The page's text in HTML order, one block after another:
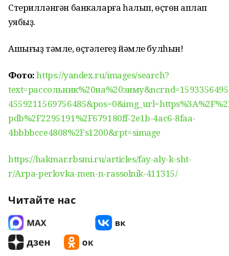
Стерилләнгән банкаларға һалып, өҫтөн ҡаплап
ҡуябыҙ.
Ашығыҙ тәмле, өҫтәлегеҙ йәмле булһын!
Фото:https://yandex.ru/images/search?
pdb%2F2295191%2F679180ff-2e1b-4ac6-8faa-
4bbbbcce4808%2Fs1200&rpt=simage
https://hakmar.rbsmi.ru/articles/fay-aly-k-sht-
r/Arpa-perlovka-men-n-rassolnik-411315/
Читайте нас